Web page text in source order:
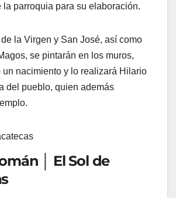
la parroquia para su elaboración.
la Virgen y San José, así como
se pintarán en los muros,
un nacimiento y lo realizará Hilario
del pueblo, quien además
│ El Sol de